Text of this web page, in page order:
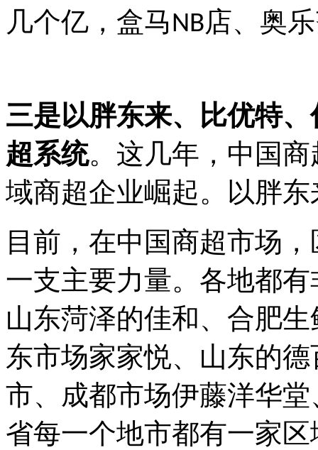
几个亿，盒马NB店、奥
三是以胖东来、比优特
超系统。这几年，中国
域商超企业崛起。以胖
目前，在中国商超市场
一支主要力量。各地都
山东菏泽的佳和、合肥
东市场家家悦、山东的
市、成都市场伊藤洋华
省每一个地市都有一家